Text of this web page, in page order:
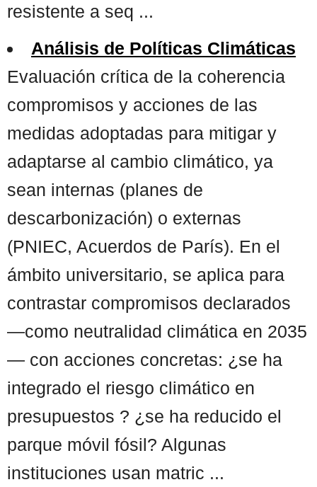
resistente a seq ...
Análisis de Políticas Climáticas
Evaluación crítica de la coherencia
compromisos y acciones de las
medidas adoptadas para mitigar y
adaptarse al cambio climático, ya
sean internas (planes de
descarbonización) o externas
(PNIEC, Acuerdos de París). En el
ámbito universitario, se aplica para
contrastar compromisos declarados
—como neutralidad climática en 2035
— con acciones concretas: ¿se ha
integrado el riesgo climático en
presupuestos ? ¿se ha reducido el
parque móvil fósil? Algunas
instituciones usan matric ...